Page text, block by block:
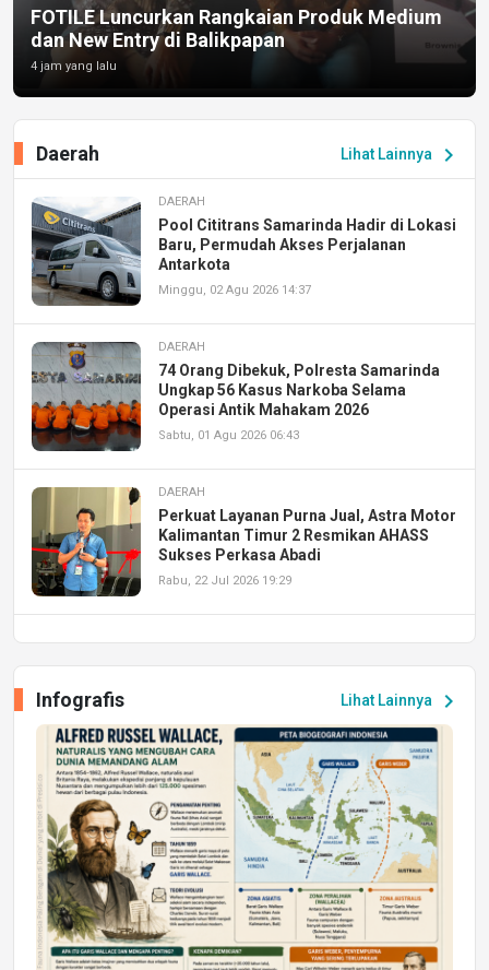
FOTILE Luncurkan Rangkaian Produk Medium
dan New Entry di Balikpapan
4 jam yang lalu
Lihat Lainnya chevron_right
Daerah
DAERAH
Pool Cititrans Samarinda Hadir di Lokasi
Baru, Permudah Akses Perjalanan
Antarkota
Minggu, 02 Agu 2026 14:37
DAERAH
74 Orang Dibekuk, Polresta Samarinda
Ungkap 56 Kasus Narkoba Selama
Operasi Antik Mahakam 2026
Sabtu, 01 Agu 2026 06:43
DAERAH
Perkuat Layanan Purna Jual, Astra Motor
Kalimantan Timur 2 Resmikan AHASS
Sukses Perkasa Abadi
Rabu, 22 Jul 2026 19:29
Peluang Kerja dan Magang
Jumat, 17 Jul 2026 22:30
DAERAH
Astra Motor Kalimantan Timur 2 Dukung
Mahasiswa Samarinda dalam Astra
Honda SDGs Future Leaders 2026
Jumat, 10 Jul 2026 19:01
Lihat Lainnya chevron_right
Infografis